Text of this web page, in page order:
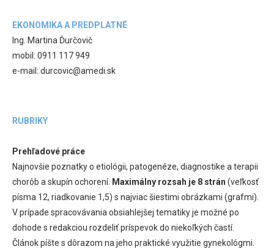
EKONOMIKA A PREDPLATNÉ
Ing. Martina Ďurčovič
mobil: 0911 117 949
e-mail: durcovic@amedi.sk
RUBRIKY
Prehľadové práce
Najnovšie poznatky o etiológii, patogenéze, diagnostike a terapii
chorôb a skupín ochorení. Maximálny rozsah je 8 strán (veľkosť
písma 12, riadkovanie 1,5) s najviac šiestimi obrázkami (grafmi).
V prípade spracovávania obsiahlejšej tematiky je možné po
dohode s redakciou rozdeliť príspevok do niekoľkých častí.
Článok píšte s dôrazom na jeho praktické využitie gynekológmi.